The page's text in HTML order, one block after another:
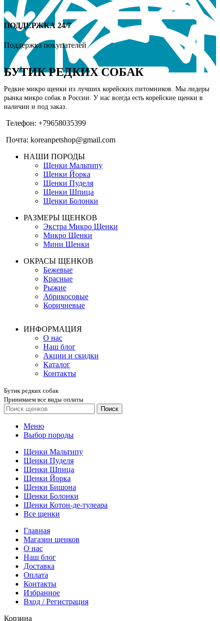
ПОДДЕРЖКА 24/7
Поддержка покупателей
БУТИК РЕДКИХ СОБАК
Редкие микро щенки из лучших корейских питомников. Мы лидеры
рынка микро собак в России. У нас всегда есть корейские щенки в
наличии и под заказ.
Телефон: +79658035399
Почта: koreanpetshop@gmail.com
НАШИ ПОРОДЫ
Щенки Мальтипу
Щенки Йорка
Щенки Пуделя
Щенки Шпица
Щенки Болонки
РАЗМЕРЫ ЩЕНКОВ
Экстра Микро Щенки
Микро Щенки
Мини Щенки
ОКРАСЫ ЩЕНКОВ
Бежевые
Красные
Рыжие
Абрикосовые
Коричневые
ИНФОРМАЦИЯ
О нас
Наш блог
Акции и скидки
Каталог
Контакты
Бутик редких собак
Принимаем все виды оплаты
Поиск
Меню
Выбор породы
Щенки Мальтипу
Щенки Пуделя
Щенки Шпица
Щенки Йорка
Щенки Бишона
Щенки Болонки
Щенки Котон-де-тулеара
Все щенки
Главная
Магазин щенков
О нас
Наш блог
Доставка
Оплата
Контакты
Избранное
Вход / Регистрация
Корзина